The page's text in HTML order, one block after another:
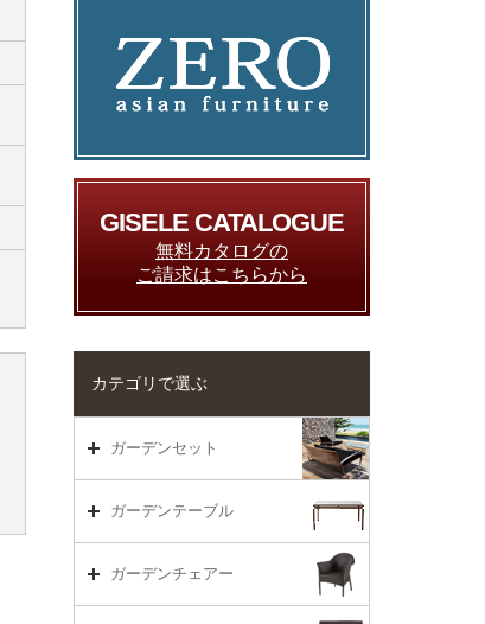
GISELE CATALOGUE
無料カタログの
ご請求はこちらから
カテゴリで選ぶ
ガーデンセット
ガーデンセット（海外在庫）
ガーデンテーブル
ガーデンテーブルTOP
ガーデンチェアー